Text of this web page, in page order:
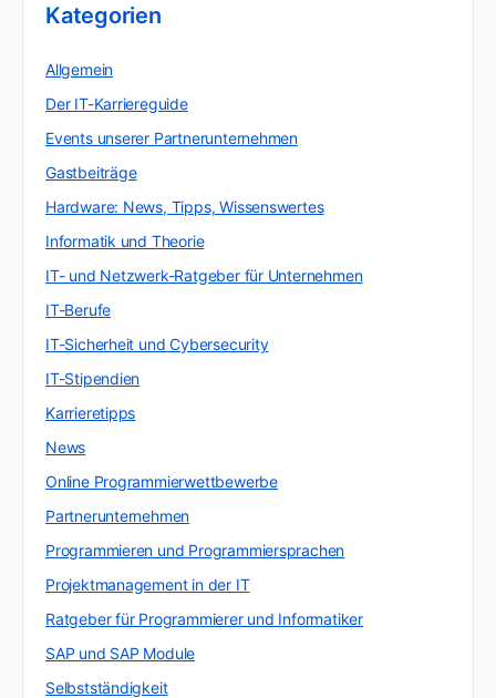
Kategorien
Allgemein
Der IT-Karriereguide
Events unserer Partnerunternehmen
Gastbeiträge
Hardware: News, Tipps, Wissenswertes
Informatik und Theorie
IT- und Netzwerk-Ratgeber für Unternehmen
IT-Berufe
IT-Sicherheit und Cybersecurity
IT-Stipendien
Karrieretipps
News
Online Programmierwettbewerbe
Partnerunternehmen
Programmieren und Programmiersprachen
Projektmanagement in der IT
Ratgeber für Programmierer und Informatiker
SAP und SAP Module
Selbstständigkeit